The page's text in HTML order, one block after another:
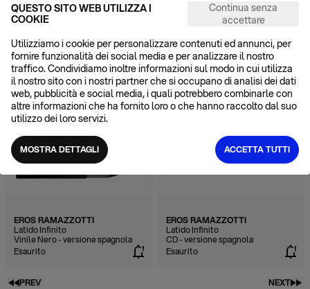
QUESTO SITO WEB UTILIZZA I
COOKIE
Continua senza
accettare
Utilizziamo i cookie per personalizzare contenuti ed annunci, per
fornire funzionalità dei social media e per analizzare il nostro
traffico. Condividiamo inoltre informazioni sul modo in cui utilizza
il nostro sito con i nostri partner che si occupano di analisi dei dati
web, pubblicità e social media, i quali potrebbero combinarle con
altre informazioni che ha fornito loro o che hanno raccolto dal suo
utilizzo dei loro servizi.
MOSTRA DETTAGLI ACCETTA TUTTI
ALTRO DAL CATALOGO
VEDI TUTTI
ESAURITO RARO
EROS RAMAZZOTTI
Latido Infinito
Vinile Nero - versione spagnola
Esaurito
ESAURITO POPOLARE
EROS RAMAZZOTTI
Latido Infinito
CD - versione spagnola
Esaurito
PREV NEXT